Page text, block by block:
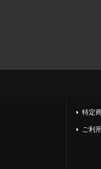
特定
ご利